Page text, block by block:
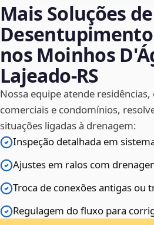
Mais Soluções de
nos Moinhos
Lajeado‑RS
Nossa equipe atende
comerciais e condomínios,
situações ligadas à drenagem:
Inspeção detalhada em
Ajustes em ralos com
Troca de conexões antigas ou
Regulagem do fluxo para